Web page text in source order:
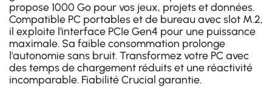
propose 1000 Go pour vos jeux, projets et données.
Compatible PC portables et de bureau avec slot M.2,
il exploite l'interface PCIe Gen4 pour une puissance
maximale. Sa faible consommation prolonge
l'autonomie sans bruit. Transformez votre PC avec
des temps de chargement réduits et une réactivité
incomparable. Fiabilité Crucial garantie.